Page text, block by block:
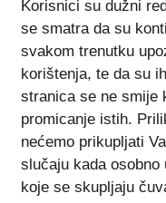
Korisnici su dužni
se smatra da su
svakom trenutku
korištenja, te da su
stranica se ne smije
promicanje istih.
nećemo prikupljati
slučaju kada
koje se skupljaju